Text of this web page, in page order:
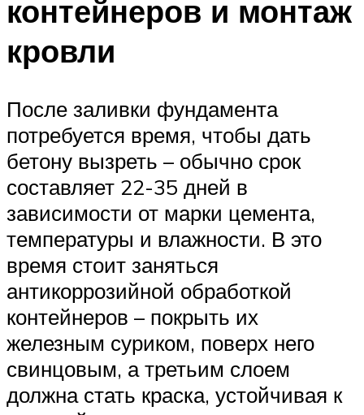
контейнеров и монтаж
кровли
После заливки фундамента
потребуется время, чтобы дать
бетону вызреть – обычно срок
составляет 22-35 дней в
зависимости от марки цемента,
температуры и влажности. В это
время стоит заняться
антикоррозийной обработкой
контейнеров – покрыть их
железным суриком, поверх него
свинцовым, а третьим слоем
должна стать краска, устойчивая к